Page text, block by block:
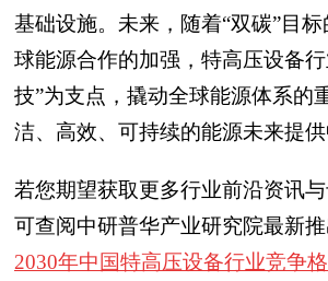
基础设施。未来，随着“双碳”目
球能源合作的加强，特高压设备
技”为支点，撬动全球能源体系的
洁、高效、可持续的能源未来提供
若您期望获取更多行业前沿资讯与
可查阅中研普华产业研究院最新
2030年中国特高压设备行业竞争